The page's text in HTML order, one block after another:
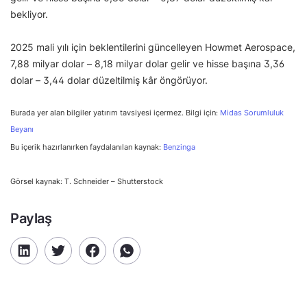
bekliyor.
2025 mali yılı için beklentilerini güncelleyen Howmet Aerospace,
7,88 milyar dolar – 8,18 milyar dolar gelir ve hisse başına 3,36
dolar – 3,44 dolar düzeltilmiş kâr öngörüyor.
Burada yer alan bilgiler yatırım tavsiyesi içermez. Bilgi için: Midas Sorumluluk
Beyanı
Bu içerik hazırlanırken faydalanılan kaynak: Benzinga
Görsel kaynak: T. Schneider – Shutterstock
Paylaş